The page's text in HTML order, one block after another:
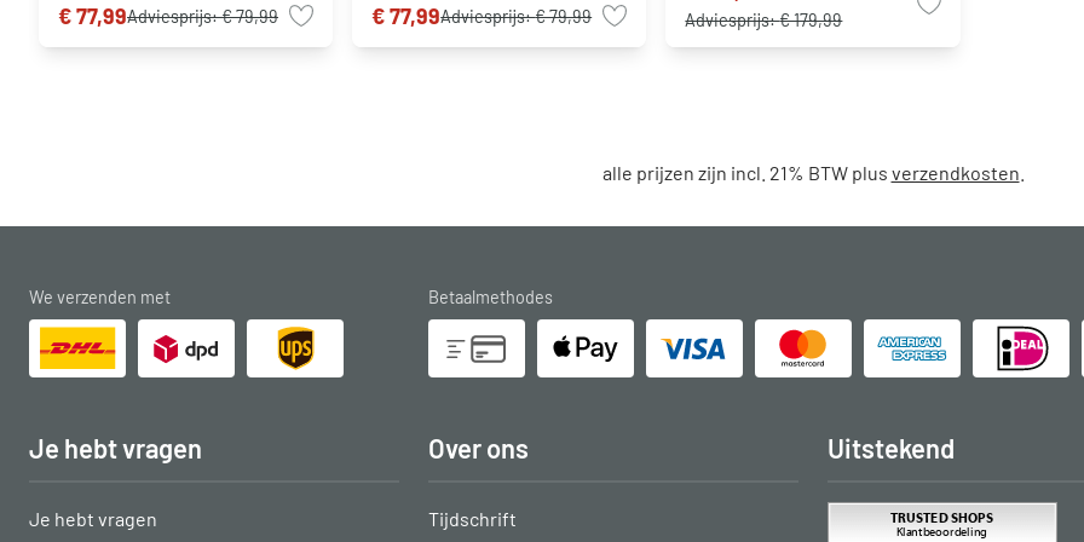
€ 77,99Adviesprijs:€ 79,99 € 77,99Adviesprijs:€ 79,99 Adviesprijs:€ 179,99
alle prijzen zijn incl. 21% BTW plus verzendkosten
We verzenden met Betaalmethodes
Je hebt vragen
Je hebt vragen
Over ons
Tijdschrift
Uitstekend